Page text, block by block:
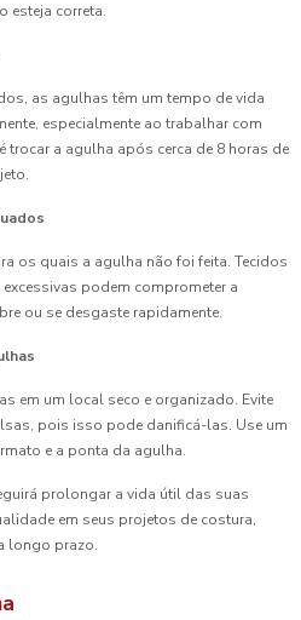
esteja correta.
as agulhas têm um tempo de vida
especialmente ao trabalhar com
a agulha após cerca de 8 horas de
os quais a agulha não foi feita. Tecidos
podem comprometer a
ou se desgaste rapidamente.
em um local seco e organizado. Evite
pois isso pode danificá-las. Use um
e a ponta da agulha.
prolongar a vida útil das suas
em seus projetos de costura,
longo prazo.